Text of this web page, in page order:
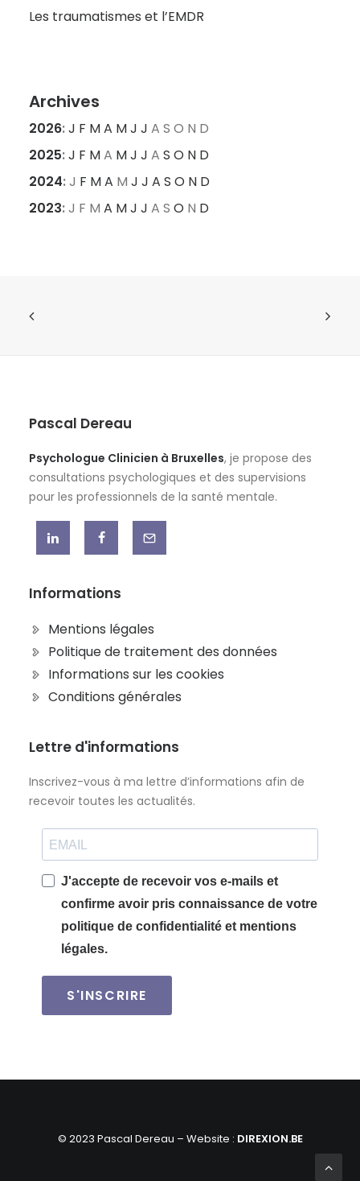
Les traumatismes et l’EMDR
Archives
2026:J F MA MJ J A S O N D
2025:J F MA MJ J A S O N D
2024:J F MA M J J A S O N D
2023:J F M A MJ J A S O N D
Pascal Dereau
Psychologue Clinicien à Bruxelles, je propose des
consultations psychologiques et des supervisions
pour les professionnels de la santé mentale.
Informations
Mentions légales
Politique de traitement des données
Informations sur les cookies
Conditions générales
Lettre d'informations
Inscrivez-vous à ma lettre d’informations afin de
recevoir toutes les actualités.
J'accepte de recevoir vos e-mails et
confirme avoir pris connaissance de votre
politique de confidentialité et mentions
légales.
S'INSCRIRE
© 2023 Pascal Dereau – Website : DIREXION.BE